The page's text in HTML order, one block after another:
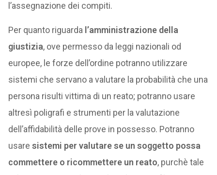
l’assegnazione dei compiti.
Per quanto riguarda l’amministrazione della
giustizia, ove permesso da leggi nazionali od
europee, le forze dell’ordine potranno utilizzare
sistemi che servano a valutare la probabilità che una
persona risulti vittima di un reato; potranno usare
altresì poligrafi e strumenti per la valutazione
dell’affidabilità delle prove in possesso. Potranno
usaresistemi per valutare se un soggetto possa
commettere o ricommettere un reato, purchè tale